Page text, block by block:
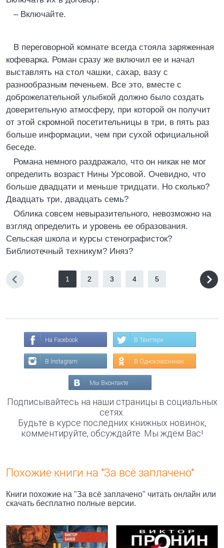
– Включайте.
В переговорной комнате всегда стояла заряженная
кофеварка. Роман сразу же включил ее и начал
выставлять на стол чашки, сахар, вазу с
разнообразным печеньем. Все это, вместе с
доброжелательной улыбкой должно было создать
доверительную атмосферу, при которой он получит
от этой скромной посетительницы в три, в пять раз
больше информации, чем при сухой официальной
беседе.
Романа немного раздражало, что он никак не мог
определить возраст Нины Урсовой. Очевидно, что
больше двадцати и меньше тридцати. Но сколько?
Двадцать три, двадцать семь?
Облика совсем невыразительного, невозможно на
взгляд определить и уровень ее образования.
Сельская школа и курсы стенографисток?
Библиотечный техникум? Иняз?
1 2 3 4 5
На Facebook В Твиттере
В Instagram В Одноклассниках
Мы Вконтакте
Подписывайтесь на наши страницы в социальных
сетях.
Будьте в курсе последних книжных новинок,
комментируйте, обсуждайте. Мы ждём Вас!
Похожие книги на "За всё заплачено"
Книги похожие на "За всё заплачено" читать онлайн или
скачать бесплатно полные версии.